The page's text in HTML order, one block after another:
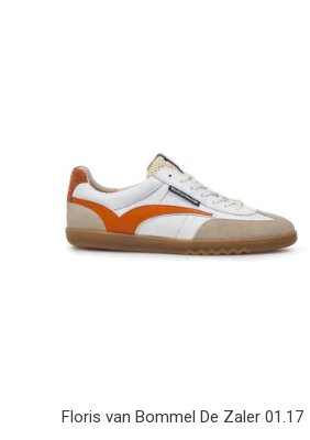
Floris van Bommel De Zaler 01.17